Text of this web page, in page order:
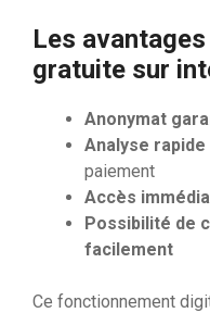
Les
gratuite sur
Anonymat
Analyse
paiement
Accès
Possibilité de
facilement
Ce fonctionnement